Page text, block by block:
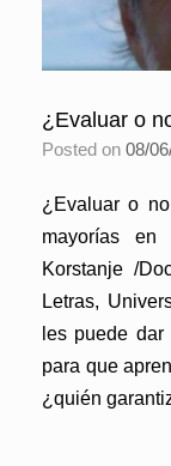
¿Evaluar o
Posted on 08/
¿Evaluar o
mayorías en
Korstanje /
Letras,
les puede
para que
¿quién